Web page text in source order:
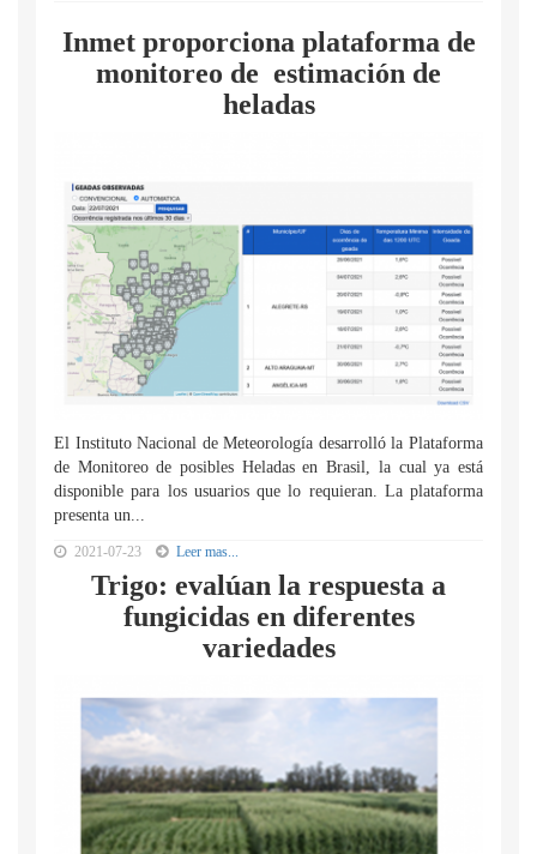
Inmet proporciona plataforma de
monitoreo de estimación de
heladas
El Instituto Nacional de Meteorología desarrolló la Plataforma
de Monitoreo de posibles Heladas en Brasil, la cual ya está
disponible para los usuarios que lo requieran. La plataforma
presenta un...
2021-07-23 Leer mas...
Trigo: evalúan la respuesta a
fungicidas en diferentes
variedades